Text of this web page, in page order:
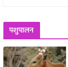
पशुपालन